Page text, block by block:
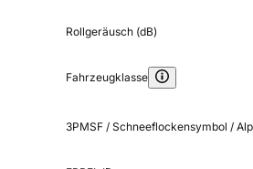
Rollgeräusch (dB)
Fahrzeugklasse
3PMSF / Schneeflockensymbol /